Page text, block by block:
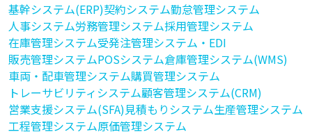
基幹システム(ERP)契約システム勤怠管理システム
人事システム労務管理システム採用管理システム
在庫管理システム受発注管理システム・EDI
販売管理システムPOSシステム倉庫管理システム(WMS)
車両・配車管理システム購買管理システム
トレーサビリティシステム顧客管理システム(CRM)
営業支援システム(SFA)見積もりシステム生産管理システム
工程管理システム原価管理システム